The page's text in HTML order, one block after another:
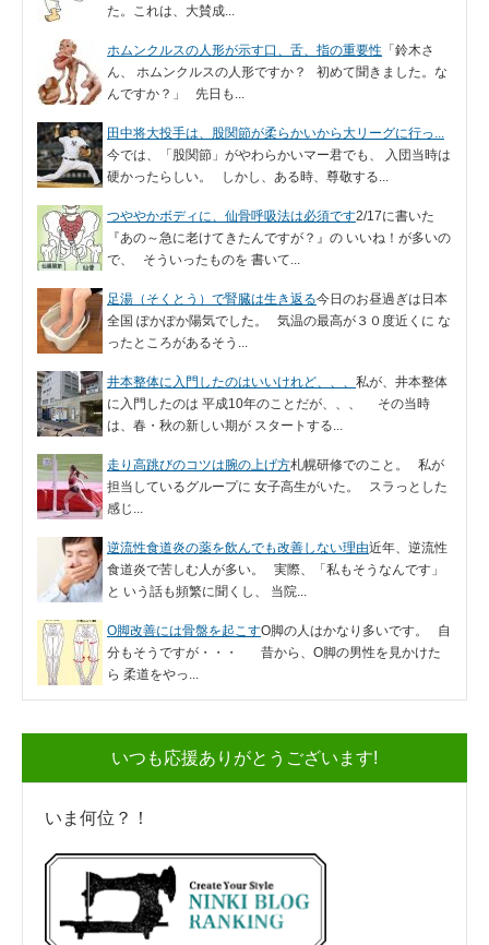
た。これは、大賛成...
ホムンクルスの人形が示す口、舌、指の重要性 「鈴木さ
ん、 ホムンクルスの人形ですか？ 初めて聞きました。な
んですか？」 先日も...
田中将大投手は、股関節が柔らかいから大リーグに行っ...
今では、「股関節」がやわらかいマー君でも、 入団当時は
硬かったらしい。 しかし、ある時、尊敬する...
つややかボディに、仙骨呼吸法は必須です2/17に書いた
『あの～急に老けてきたんですが？』の いいね！が多いの
で、 そういったものを 書いて...
足湯（そくとう）で腎臓は生き返る今日のお昼過ぎは日本
全国 ぽかぽか陽気でした。 気温の最高が３０度近くに な
ったところがあるそう...
井本整体に入門したのはいいけれど、、、 私が、井本整体
に入門したのは 平成10年のことだが、、、 その当時
は、春・秋の新しい期が スタートする...
走り高跳びのコツは腕の上げ方札幌研修でのこと。 私が
担当しているグループに 女子高生がいた。 スラっとした
感じ...
逆流性食道炎の薬を飲んでも改善しない理由近年、逆流性
食道炎で苦しむ人が多い。 実際、「私もそうなんです」
と いう話も頻繁に聞くし、 当院...
O脚改善には骨盤を起こすO脚の人はかなり多いです。 自
分もそうですが・・・ 昔から、O脚の男性を見かけた
ら 柔道をやっ...
いつも応援ありがとうございます!
いま何位？！